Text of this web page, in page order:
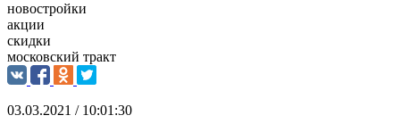
новостройки
акции
скидки
московский тракт
03.03.2021 / 10:01:30